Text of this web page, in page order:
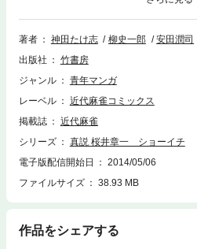
著者 神田たけ志 柳史一郎
安田潤司
出版社
竹書房
ジャンル
青年マンガ
レーベル
近代麻雀コミックス
掲載誌
近代麻雀
シリーズ
真説 桜井章一 ショーイチ
電子版配信開始日
2014/05/06
ファイルサイズ
38.93 MB
作品をシェアする